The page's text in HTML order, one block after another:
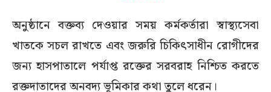
অনুষ্ঠানে বক্তব্য দেওয়ার সময় কর্মকর্তারা স্বাস্থ্যসেবা
খাতকে সচল রাখতে এবং জরুরি চিকিৎসাধীন রোগীদের
জন্য হাসপাতালে পর্যাপ্ত রক্তের সরবরাহ নিশ্চিত করতে
রক্তদাতাদের অনবদ্য ভূমিকার কথা তুলে ধরেন।